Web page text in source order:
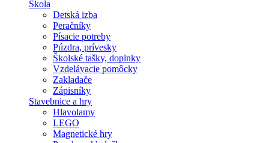
Škola
Detská izba
Peračníky
Písacie potreby
Púzdra, prívesky
Školské tašky, doplnky
Vzdelávacie pomôcky
Zakladače
Zápisníky
Stavebnice a hry
Hlavolamy
LEGO
Magnetické hry